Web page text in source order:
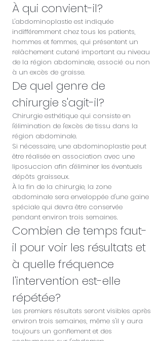
À qui convient-il?
L'abdominoplastie est indiquée
indifféremment chez tous les patients,
hommes et femmes, qui présentent un
relâchement cutané important au niveau
de la région abdominale, associé ou non
à un excès de graisse.
De quel genre de
chirurgie s'agit-il?
Chirurgie esthétique qui consiste en
l'élimination de l'excès de tissu dans la
région abdominale.
Si nécessaire, une abdominoplastie peut
être réalisée en association avec une
liposuccion afin d'éliminer les éventuels
dépôts graisseux.
À la fin de la chirurgie, la zone
abdominale sera enveloppée d'une gaine
spéciale qui devra être conservée
pendant environ trois semaines.
Combien de temps faut-
il pour voir les résultats et
à quelle fréquence
l'intervention est-elle
répétée?
Les premiers résultats seront visibles après
environ trois semaines, même s'il y aura
toujours un gonflement et des